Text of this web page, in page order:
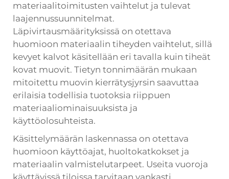
materiaalitoimitusten vaihtelut ja tulevat
laajennussuunnitelmat.
Läpivirtausmäärityksissä on otettava
huomioon materiaalin tiheyden vaihtelut, sillä
kevyet kalvot käsitellään eri tavalla kuin tiheät
kovat muovit. Tietyn tonnimäärän mukaan
mitoitettu muovin kierrätysjyrsin saavuttaa
erilaisia todellisia tuotoksia riippuen
materiaaliominaisuuksista ja
käyttöolosuhteista.
Käsittelymäärän laskennassa on otettava
huomioon käyttöajat, huoltokatkokset ja
materiaalin valmistelutarpeet. Useita vuoroja
käyttävissä tiloissa tarvitaan vankasti